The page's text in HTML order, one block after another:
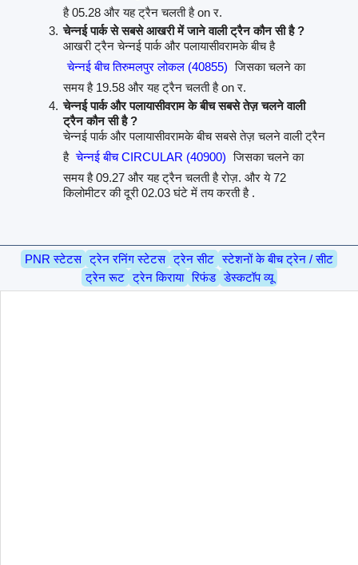
है 05.28 और यह ट्रैन चलती है on र.
चेन्नई पार्क से सबसे आखरी में जाने वाली ट्रैन कौन सी है ?
आखरी ट्रैन चेन्नई पार्क और पलायासीवरामके बीच है
चेन्नई बीच तिरुमलपुर लोकल (40855) जिसका चलने का
समय है 19.58 और यह ट्रैन चलती है on र.
चेन्नई पार्क और पलायासीवराम के बीच सबसे तेज़ चलने वाली
ट्रैन कौन सी है ?
चेन्नई पार्क और पलायासीवरामके बीच सबसे तेज़ चलने वाली ट्रैन
है चेन्नई बीच CIRCULAR (40900) जिसका चलने का
समय है 09.27 और यह ट्रैन चलती है रोज़. और ये 72
किलोमीटर की दूरी 02.03 घंटे में तय करती है .
PNR स्टेटस ट्रेन रनिंग स्टेटस ट्रेन सीट स्टेशनों के बीच ट्रेन / सीट
ट्रेन रूट ट्रेन किराया रिफंड डेस्कटॉप व्यू